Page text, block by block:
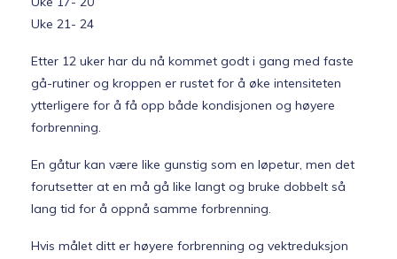
Uke 21- 24
Etter 12 uker har du nå kommet godt i gang med faste
gå-rutiner og kroppen er rustet for å øke intensiteten
ytterligere for å få opp både kondisjonen og høyere
forbrenning.
En gåtur kan være like gunstig som en løpetur, men det
forutsetter at en må gå like langt og bruke dobbelt så
lang tid for å oppnå samme forbrenning.
Hvis målet ditt er høyere forbrenning og vektreduksjon